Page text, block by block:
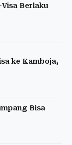
Berlaku
ke Kamboja,
Bisa